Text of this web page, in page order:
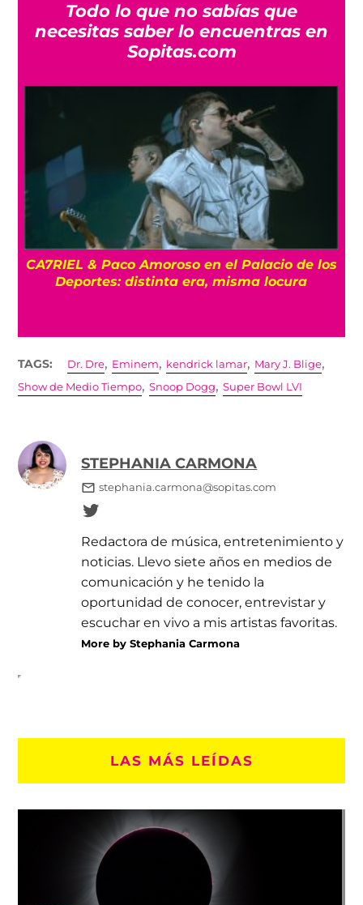
Todo lo que no sabías que
necesitas saber lo encuentras en
Sopitas.com
CA7RIEL & Paco Amoroso en el Palacio de los
Deportes: distinta era, misma locura
TAGS: Dr. Dre, Eminem, kendrick lamar, Mary J. Blige,
Show de Medio Tiempo,Snoop Dogg,Super Bowl LVI
STEPHANIA CARMONA
stephania.carmona@sopitas.com
Redactora de música, entretenimiento y
noticias. Llevo siete años en medios de
comunicación y he tenido la
oportunidad de conocer, entrevistar y
escuchar en vivo a mis artistas favoritas.
More by Stephania Carmona
LAS MÁS LEÍDAS